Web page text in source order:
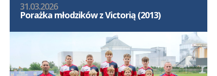
31.03.2026
Porażka młodzików z Victorią (2013)